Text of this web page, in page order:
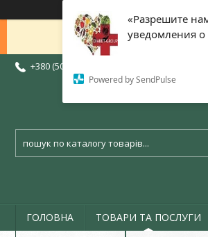
«Разрешите
уведомления о
Powered by SendPulse
Доброго
+380 (50) 773-07-72
ГОЛОВНА ТОВАРИ ТА ПОСЛУГИ